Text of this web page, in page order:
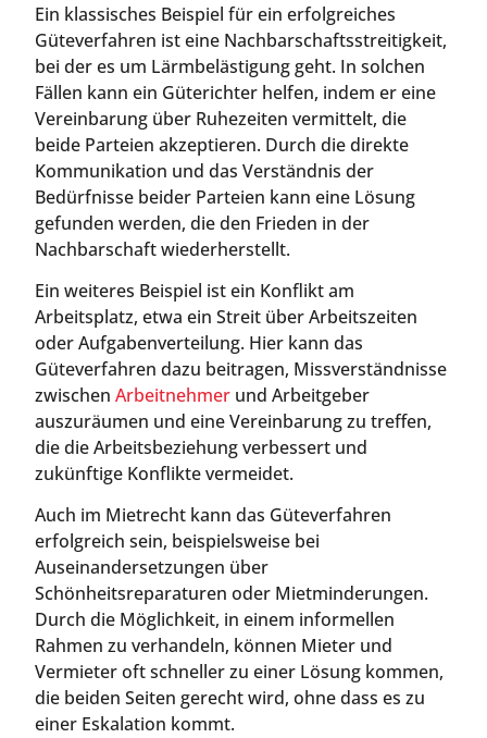
Ein klassisches Beispiel für ein erfolgreiches
Güteverfahren ist eine Nachbarschaftsstreitigkeit,
bei der es um Lärmbelästigung geht. In solchen
Fällen kann ein Güterichter helfen, indem er eine
Vereinbarung über Ruhezeiten vermittelt, die
beide Parteien akzeptieren. Durch die direkte
Kommunikation und das Verständnis der
Bedürfnisse beider Parteien kann eine Lösung
gefunden werden, die den Frieden in der
Nachbarschaft wiederherstellt.
Ein weiteres Beispiel ist ein Konflikt am
Arbeitsplatz, etwa ein Streit über Arbeitszeiten
oder Aufgabenverteilung. Hier kann das
Güteverfahren dazu beitragen, Missverständnisse
zwischen Arbeitnehmer und Arbeitgeber
auszuräumen und eine Vereinbarung zu treffen,
die die Arbeitsbeziehung verbessert und
zukünftige Konflikte vermeidet.
Auch im Mietrecht kann das Güteverfahren
erfolgreich sein, beispielsweise bei
Auseinandersetzungen über
Schönheitsreparaturen oder Mietminderungen.
Durch die Möglichkeit, in einem informellen
Rahmen zu verhandeln, können Mieter und
Vermieter oft schneller zu einer Lösung kommen,
die beiden Seiten gerecht wird, ohne dass es zu
einer Eskalation kommt.